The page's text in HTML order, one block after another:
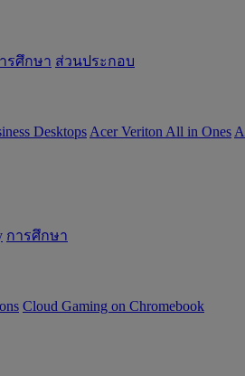
รศึกษา ส่วนประกอบ
Desktops Acer Veriton All in Ones
การศึกษา
Cloud Gaming on Chromebook